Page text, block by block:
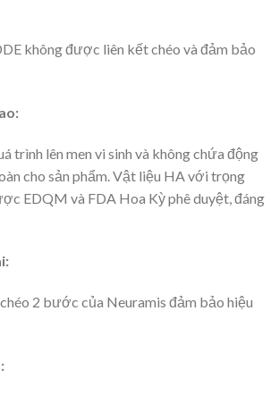
không được liên kết chéo và đảm bảo
trình lên men vi sinh và không chứa động
cho sản phẩm. Vật liệu HA với trọng
EDQM và FDA Hoa Kỳ phê duyệt, đáng
2 bước của Neuramis đảm bảo hiệu